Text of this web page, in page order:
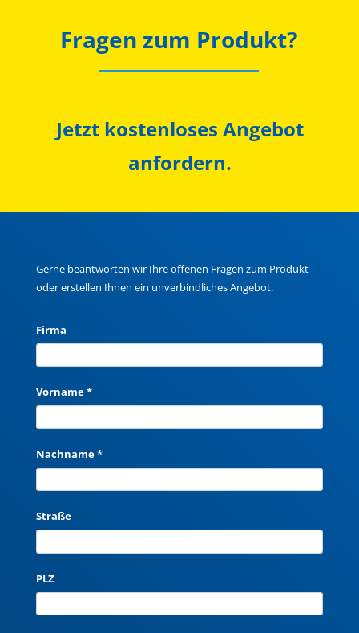
Fragen zum Produkt?
Jetzt kostenloses Angebot
anfordern.
Gerne beantworten wir Ihre offenen Fragen zum Produkt
oder erstellen Ihnen ein unverbindliches Angebot.
Firma
Vorname *
Nachname *
Straße
PLZ